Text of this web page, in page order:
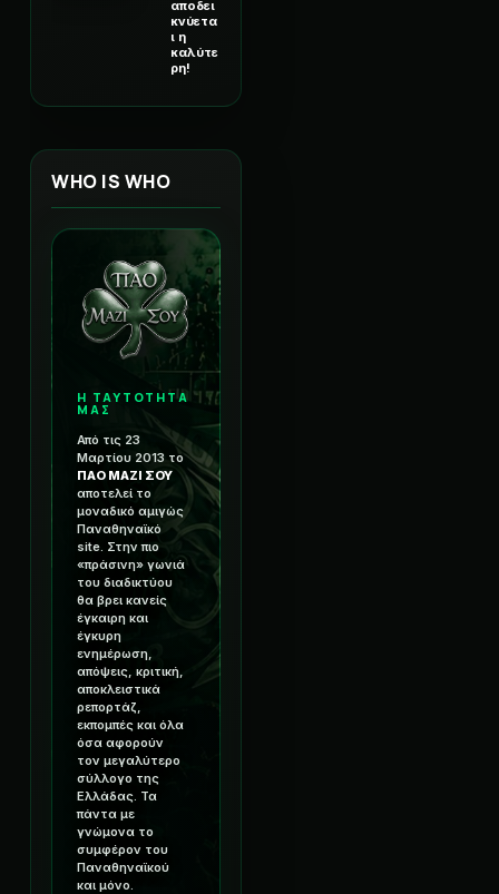
αποδει
κνύετα
ι η
καλύτε
ρη!
WHO IS WHO
Η ΤΑΥΤΟΤΗΤΑ
ΜΑΣ
Από τις 23
Μαρτίου 2013 το
ΠΑΟ ΜΑΖΙ ΣΟΥ
αποτελεί το
μοναδικό αμιγώς
Παναθηναϊκό
site. Στην πιο
«πράσινη» γωνιά
του διαδικτύου
θα βρει κανείς
έγκαιρη και
έγκυρη
ενημέρωση,
απόψεις, κριτική,
αποκλειστικά
ρεπορτάζ,
εκπομπές και όλα
όσα αφορούν
τον μεγαλύτερο
σύλλογο της
Ελλάδας. Τα
πάντα με
γνώμονα το
συμφέρον του
Παναθηναϊκού
και μόνο.